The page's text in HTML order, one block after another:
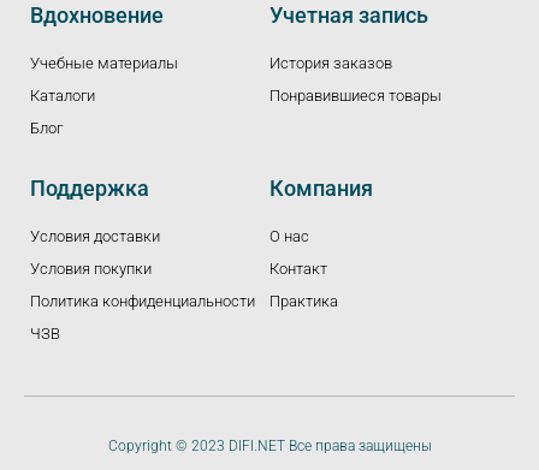
Вдохновение
Учебные материалы
Каталоги
Блог
Учетная запись
История заказов
Понравившиеся товары
Поддержка
Условия доставки
Условия покупки
Политика конфиденциальности
ЧЗВ
Компания
О нас
Контакт
Практика
Copyright © 2023 DIFI.NET Все права защищены